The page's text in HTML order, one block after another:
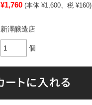
¥1,760 (本体 ¥1,600、税 ¥160)
新澤醸造店
個